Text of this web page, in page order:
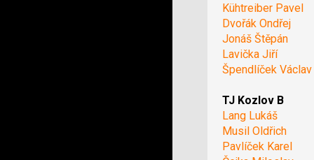
Kühtreiber Pavel
Dvořák Ondřej
Jonáš Štěpán
Lavička Jiří
Špendlíček Václav
TJ Kozlov B
Lang Lukáš
Musil Oldřich
Pavlíček Karel